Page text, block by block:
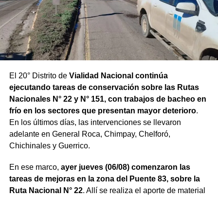
El 20° Distrito de Vialidad Nacional continúa
ejecutando tareas de conservación sobre las Rutas
Nacionales N° 22 y N° 151, con trabajos de bacheo en
frío en los sectores que presentan mayor deterioro.
En los últimos días, las intervenciones se llevaron
adelante en General Roca, Chimpay, Chelforó,
Chichinales y Guerrico.
En ese marco, ayer jueves (06/08) comenzaron las
tareas de mejoras en la zona del Puente 83, sobre la
Ruta Nacional N° 22. Allí se realiza el aporte de material